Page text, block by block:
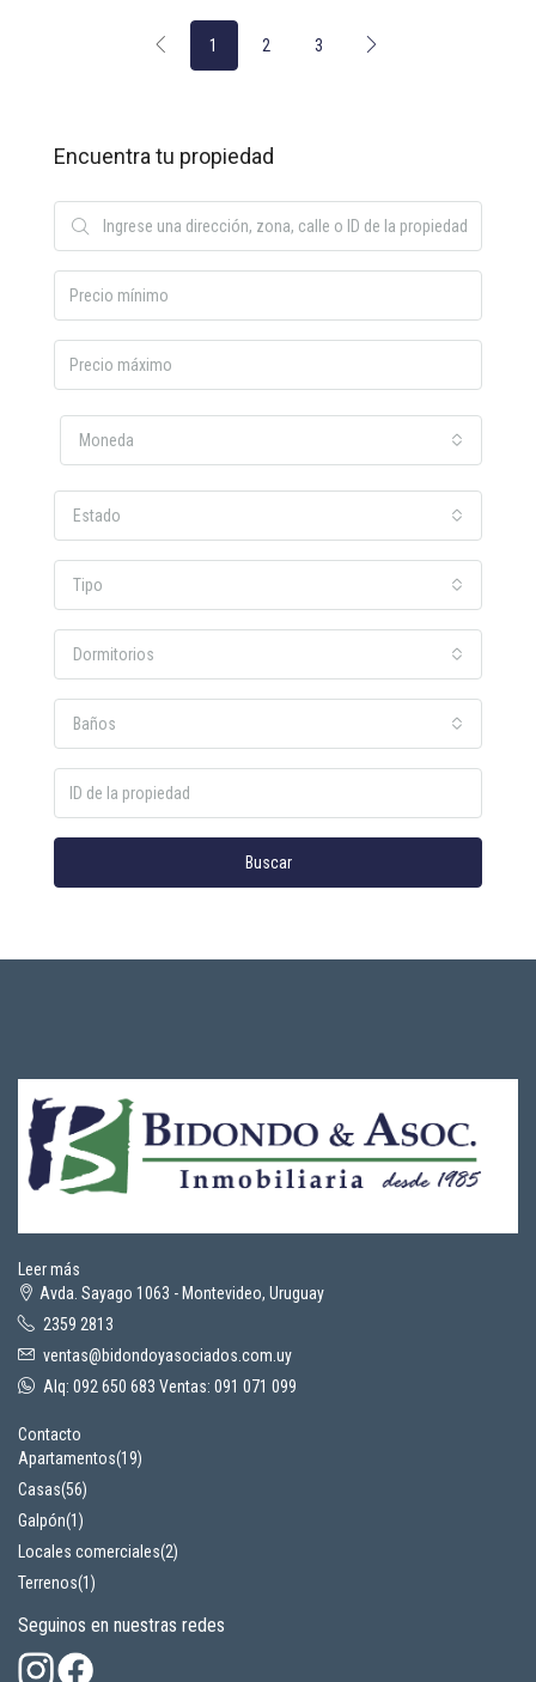
1 2 3
Encuentra tu propiedad
Moneda
Estado
Tipo
Dormitorios
Baños
Buscar
Leer más
Avda. Sayago 1063 - Montevideo, Uruguay
2359 2813
ventas@bidondoyasociados.com.uy
Alq: 092 650 683 Ventas: 091 071 099
Contacto
Apartamentos(19)
Casas(56)
Galpón(1)
Locales comerciales(2)
Terrenos(1)
Seguinos en nuestras redes